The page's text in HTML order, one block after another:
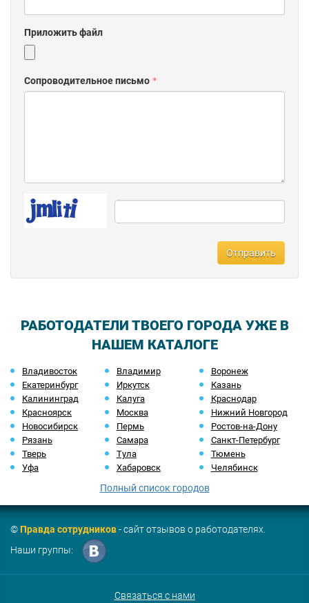
Приложить файл
Сопроводительное письмо
Отправить
РАБОТОДАТЕЛИ ТВОЕГО ГОРОДА УЖЕ В
НАШЕМ КАТАЛОГЕ
Владивосток Владимир
Воронеж
Екатеринбург
Иркутск
Казань
Калининград
Калуга
Краснодар
Красноярск
Москва
Нижний Новгород
Новосибирск
Пермь
Ростов-на-Дону
Рязань
Самара
Санкт-Петербург
Тверь
Тула
Тюмень
Уфа
Хабаровск Челябинск
Полный список городов
©Правда сотрудников- сайт отзывов о работодателях.
Наши группы:
Связаться с нами